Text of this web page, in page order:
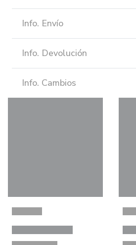
Info. Envío
Info. Devolución
Info. Cambios